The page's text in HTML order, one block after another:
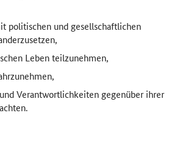
politischen und gesellschaftlichen
Leben teilzunehmen,
Verantwortlichkeiten gegenüber ihrer